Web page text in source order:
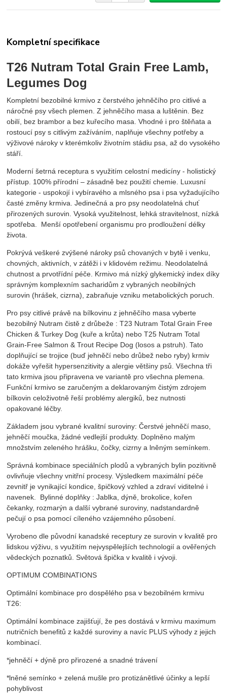
Kompletní specifikace
T26 Nutram Total Grain Free Lamb,
Legumes Dog
Kompletní bezobilné krmivo z čerstvého jehněčího pro citlivé a
náročné psy všech plemen. Z jehněčího masa a luštěnin. Bez
obilí, bez brambor a bez kuřecího masa. Vhodné i pro štěňata a
rostoucí psy s citlivým zažíváním, naplňuje všechny potřeby a
výživové nároky v kterémkoliv životním stádiu psa, až do vysokého
stáří.
Moderní šetrná receptura s využitím celostní medicíny - holistický
přístup. 100% přírodní – zásadně bez použití chemie. Luxusní
kategorie - uspokojí i vybíravého a mlsného psa i psa vyžadujícího
časté změny krmiva. Jedinečná a pro psy neodolatelná chuť
přirozených surovin. Vysoká využitelnost, lehká stravitelnost, nízká
spotřeba. Menší opotřebení organismu pro prodloužení délky
života.
Pokrývá veškeré zvýšené nároky psů chovaných v bytě i venku,
chovných, aktivních, v zátěži i v klidovém režimu. Neodolatelná
chutnost a prvotřídní péče. Krmivo má nízký glykemický index díky
správným komplexním sacharidům z vybraných neobilných
surovin (hrášek, cizrna), zabraňuje vzniku metabolických poruch.
Pro psy citlivé právě na bílkovinu z jehněčího masa vyberte
bezobilný Nutram čistě z drůbeže : T23 Nutram Total Grain Free
Chicken & Turkey Dog (kuře a krůta) nebo T25 Nutram Total
Grain-Free Salmon & Trout Recipe Dog (losos a pstruh). Tato
doplňující se trojice (buď jehněčí nebo drůbež nebo ryby) krmiv
dokáže vyřešit hypersenzitivity a alergie většiny psů. Všechna tři
tato krmiva jsou připravena ve variantě pro všechna plemena.
Funkční krmivo se zaručeným a deklarovaným čistým zdrojem
bílkovin celoživotně řeší problémy alergiků, bez nutnosti
opakované léčby.
Základem jsou vybrané kvalitní suroviny: Čerstvé jehněčí maso,
jehněčí moučka, žádné vedlejší produkty. Doplněno malým
množstvím zeleného hrášku, čočky, cizrny a lněným semínkem.
Správná kombinace speciálních plodů a vybraných bylin pozitivně
ovlivňuje všechny vnitřní procesy. Výsledkem maximální péče
zevnitř je vynikající kondice, špičkový vzhled a zdraví viditelné i
navenek. Bylinné doplňky : Jablka, dýně, brokolice, kořen
čekanky, rozmarýn a další vybrané suroviny, nadstandardně
pečují o psa pomocí cíleného vzájemného působení.
Vyrobeno dle původní kanadské receptury ze surovin v kvalitě pro
lidskou výživu, s využitím nejvyspělejších technologií a ověřených
vědeckých poznatků. Světová špička v kvalitě i vývoji.
OPTIMUM COMBINATIONS
Optimální kombinace pro dospělého psa v bezobilném krmivu
T26:
Optimální kombinace zajišťují, že pes dostává v krmivu maximum
nutričních benefitů z každé suroviny a navíc PLUS výhody z jejich
kombinací.
*jehněčí + dýně pro přirozené a snadné trávení
*lněné semínko + zelená mušle pro protizánětlivé účinky a lepší
pohyblivost